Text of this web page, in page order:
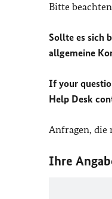
Bitte
Sollte es sich
allgemeine
If your
Help Desk
Anfragen, die
Ihre